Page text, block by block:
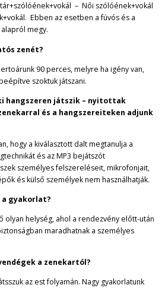
– Női szólóének+vokál
Ebben az esetben a fúvós és a
megy.
zenét?
90 perces, melyre ha igény van,
szoktuk játszani.
hangszeren játszik – nyitottak
és a hangszereiteken adjunk
hogy a kiválasztott dalt megtanulja a
és az MP3 bejátszót
személyes felszereléseit, mikrofonjait,
és külső személyek nem használhatják.
gyakorlat?
olyan helység, ahol a rendezvény előtt-után
maradhatnak a személyes
a zenekartól?
az est folyamán. Nagy gyakorlatunk